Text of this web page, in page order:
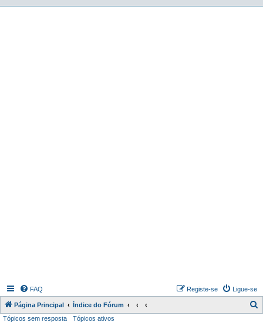
FAQ Ligue-se
Registe-se
Página Principal Índice do Fórum
Tópicos sem resposta Tópicos ativos